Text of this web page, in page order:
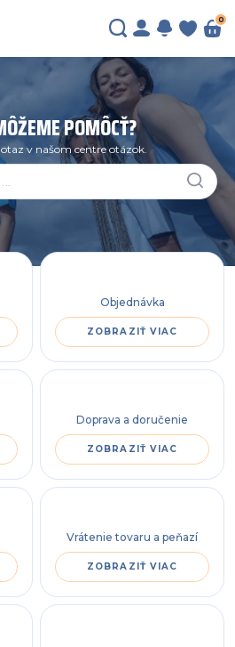
0
POMÔCŤ?
v našom centre otázok.
Objednávka
ZOBRAZIŤ VIAC
Doprava a doručenie
ZOBRAZIŤ VIAC
Vrátenie tovaru a peňazí
ZOBRAZIŤ VIAC